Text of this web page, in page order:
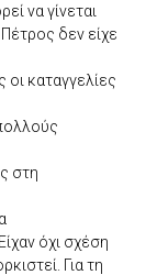
να γίνεται
δεν είχε
οι καταγγελίες
στη
όχι σχέση
Για τη